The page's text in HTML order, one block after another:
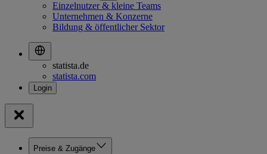
Einzelnutzer & kleine Teams
Unternehmen & Konzerne
Bildung & öffentlicher Sektor
statista.de
statista.com
Preise & Zugänge